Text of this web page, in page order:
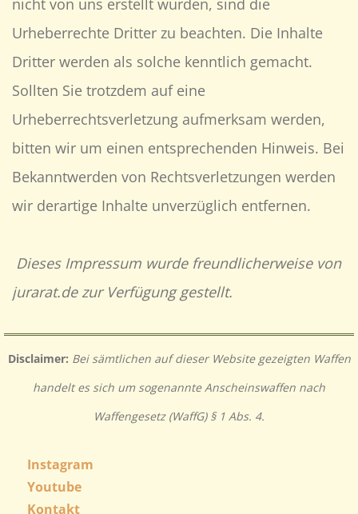
nicht von uns erstellt wurden, sind die
Urheberrechte Dritter zu beachten. Die Inhalte
Dritter werden als solche kenntlich gemacht.
Sollten Sie trotzdem auf eine
Urheberrechtsverletzung aufmerksam werden,
bitten wir um einen entsprechenden Hinweis. Bei
Bekanntwerden von Rechtsverletzungen werden
wir derartige Inhalte unverzüglich entfernen.
Dieses Impressum wurde freundlicherweise von
jurarat.de zur Verfügung gestellt.
Disclaimer: Bei sämtlichen auf dieser Website gezeigten Waffen
handelt es sich um sogenannte Anscheinswaffen nach
Waffengesetz (WaffG) § 1 Abs. 4.
Instagram
Youtube
Kontakt